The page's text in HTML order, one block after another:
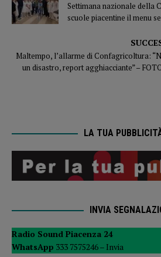
Settimana nazionale della
scuole piacentine il menu
Maltempo, l’allarme di Confagricoltura:
un disastro, report agghiacciante” –
LA TUA
INVIA
Radio Sound Piacenza 24
WhatsApp 333 7575246 – Invia